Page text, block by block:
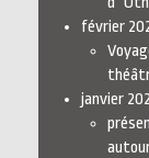
février
janvier